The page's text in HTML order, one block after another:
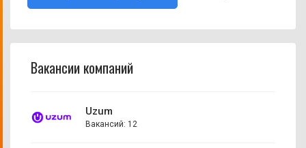
Вакансии компаний
Uzum
Вакансий: 12